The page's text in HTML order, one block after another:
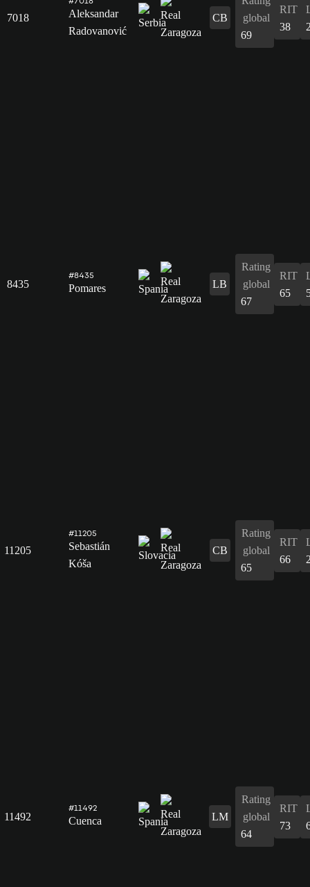
7018
Aleksandar
Radovanović
CB
global
69
RIT
38
8435
#8435
Pomares LB
Rating
global
67
RIT
65
11205
#11205
Sebastián
Kóša
CB
Rating
global
65
RIT
66
11492
#11492
Cuenca LM
Rating
global
64
RIT
73